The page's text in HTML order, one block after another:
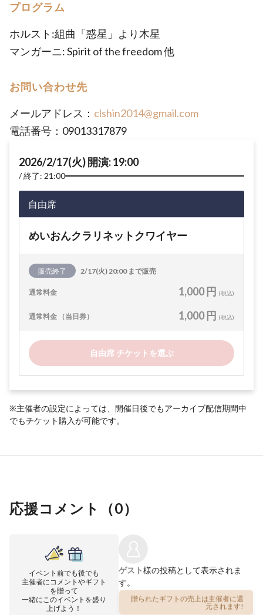
プログラム
ホルスト:組曲「惑星」より木星
マンガーニ: Spirit of the freedom 他
お問い合わせ先
メールアドレス： clshin2014@gmail.com
電話番号：09013317879
2026/2/17(火) 開演: 19:00
終了: 21:00
自由席
めいおんクラリネットクワイヤー
販売終了 2/17(火) 20:00 まで販売
通常料金 1,000 円 (税込)
通常料金 （当日券） 1,000 円 (税込)
自由席 チケットを選ぶ
※主催者の設定によっては、開催日後でもアーカイブ配信期間中
でもチケット購入が可能です。
応援コメント（0）
イベント前でも後でも
主催者にコメントやギフト
を贈って
一緒にこのイベントを盛り
上げよう！
ゲスト様の投稿として表示されま
す。
贈られたギフトの売上は主催者に還
元されます!